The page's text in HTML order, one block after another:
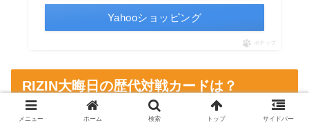
Yahooショッピング
ポチップ
RIZIN大晦日の歴代対戦カードは？
メニュー ホーム 検索 トップ サイドバー